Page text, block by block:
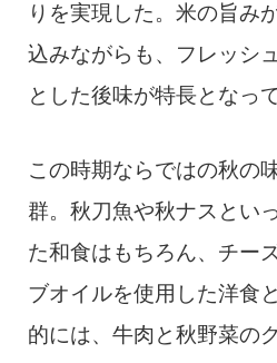
りを実現した。米の旨み
込みながらも、フレッシ
とした後味が特長となっ
この時期ならではの秋の
群。秋刀魚や秋ナスとい
た和食はもちろん、チー
ブオイルを使用した洋食
的には、牛肉と秋野菜の